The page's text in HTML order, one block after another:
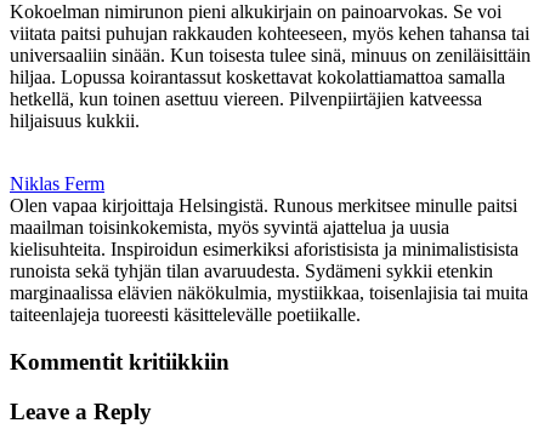
Kokoelman nimirunon pieni alkukirjain on painoarvokas. Se voi
viitata paitsi puhujan rakkauden kohteeseen, myös kehen tahansa tai
universaaliin sinään. Kun toisesta tulee sinä, minuus on zeniläisittäin
hiljaa. Lopussa koirantassut koskettavat kokolattiamattoa samalla
hetkellä, kun toinen asettuu viereen. Pilvenpiirtäjien katveessa
hiljaisuus kukkii.
Niklas Ferm
Olen vapaa kirjoittaja Helsingistä. Runous merkitsee minulle paitsi
maailman toisinkokemista, myös syvintä ajattelua ja uusia
kielisuhteita. Inspiroidun esimerkiksi aforistisista ja minimalistisista
runoista sekä tyhjän tilan avaruudesta. Sydämeni sykkii etenkin
marginaalissa elävien näkökulmia, mystiikkaa, toisenlajisia tai muita
taiteenlajeja tuoreesti käsittelevälle poetiikalle.
Kommentit kritiikkiin
Leave a Reply